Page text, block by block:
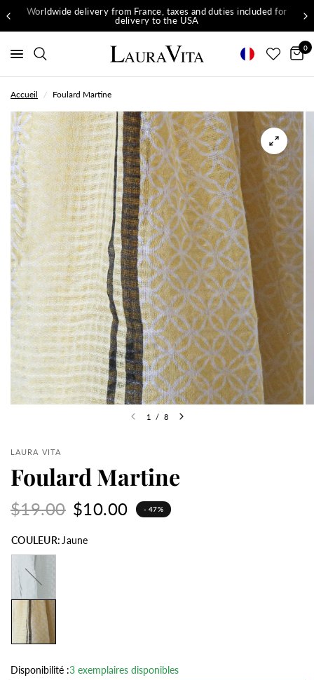
Worldwide delivery from France, taxes and duties included for
delivery to the USA
0
Accueil / Foulard Martine
1 / 8
LAURA VITA
Foulard Martine
$19.00 $10.00 - 47%
COULEUR: Jaune
d'eau
Disponibilité :3 exemplaires disponibles